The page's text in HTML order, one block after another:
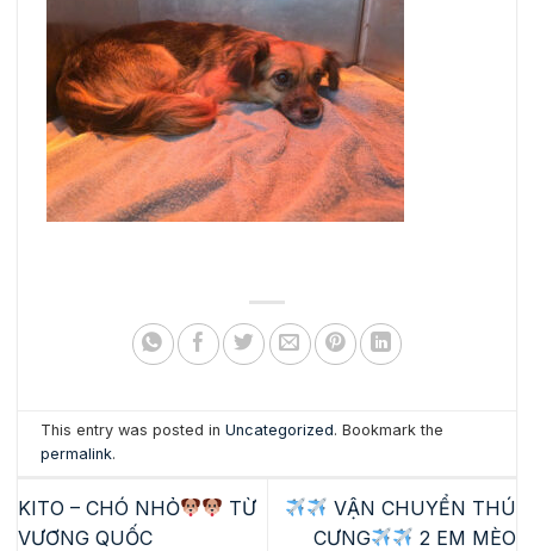
This entry was posted inUncategorized . Bookmark the
permalink.
KITO – CHÓ NHỎ
TỪ
VƯƠNG QUỐC
VẬN CHUYỂN THÚ
CƯNG
2 EM MÈO